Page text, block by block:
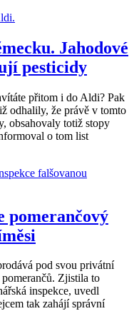
Jahodové
pesticidy
přitom i do Aldi? Pak
odhalily, že právě v tomto
obsahovaly totiž stopy
o tom list
pomerančový
pod svou privátní
Zjistila to
inspekce, uvedl
tak zahájí správní